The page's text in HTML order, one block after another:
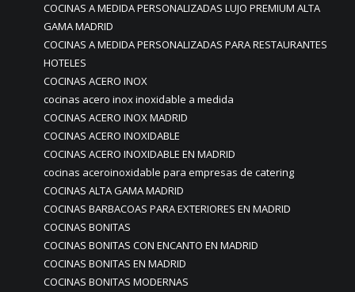
COCINAS A MEDIDA PERSONALIZADAS LUJO PREMIUM ALTA
GAMA MADRID
COCINAS A MEDIDA PERSONALIZADAS PARA RESTAURANTES
HOTELES
COCINAS ACERO INOX
cocinas acero inox inoxidable a medida
COCINAS ACERO INOX MADRID
COCINAS ACERO INOXIDABLE
COCINAS ACERO INOXIDABLE EN MADRID
cocinas aceroinoxidable para empresas de catering
COCINAS ALTA GAMA MADRID
COCINAS BARBACOAS PARA EXTERIORES EN MADRID
COCINAS BONITAS
COCINAS BONITAS CON ENCANTO EN MADRID
COCINAS BONITAS EN MADRID
COCINAS BONITAS MODERNAS